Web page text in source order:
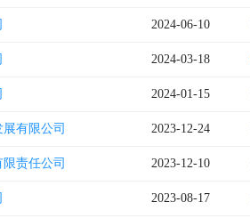
2024-06-10
2024-03-18
2024-01-15
有限公司 2023-12-24
责任公司 2023-12-10
2023-08-17